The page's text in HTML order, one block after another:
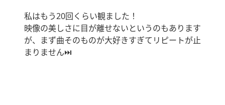
私はもう20回くらい観ました！
映像の美しさに目が離せないというのもあります
が、まず曲そのものが大好きすぎてリピートが止
まりません⏭